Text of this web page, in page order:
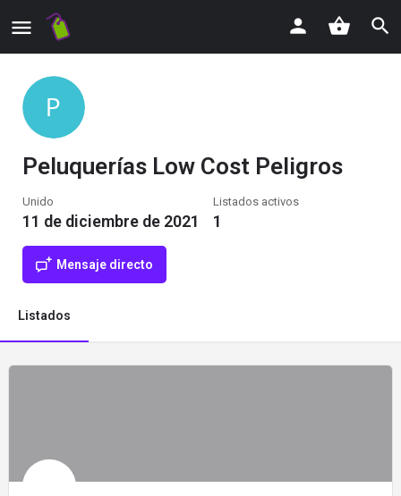
Peluquerías Low Cost Peligros
Unido
11 de diciembre de 2021
Listados activos
1
Mensaje directo
Listados